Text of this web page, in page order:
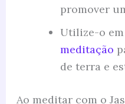
promover
Utilize-o em
meditação
de terra e
Ao meditar com o